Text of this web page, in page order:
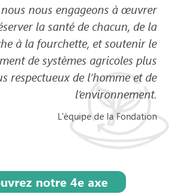
nous nous engageons à œuvrer
la santé de chacun, de la
à la fourchette, et soutenir le
de systèmes agricoles plus
respectueux de l’homme et de
l’environnement.
L'équipe de la Fondation
notre 4e axe